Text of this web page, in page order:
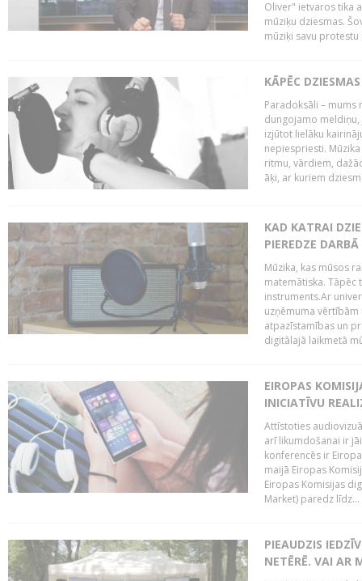
Oliver" ietvaros tika
mūziķu dziesmas.
mūziķi savu
KĀPĒC
Paradoksāli – mums
dungojamo
izjūtot lielāku
nepiespriesti.
ritmu, vārdiem,
āķi, ar kuriem
KAD KATRAI
PIEREDZE
Mūzika, kas mūsos
matemātiska. Tāpēc
instruments.Ar
uzņēmuma
atpazīstamības un
digitālajā laikmetā
EIROPAS
INICIATĪVU
Attīstoties
arī likumdošanai ir
konferencēs ir
maijā Eiropas
Eiropas Komisijas
Market) paredz līdz...
PIEAUDZIS
NETĒRĒ. VAI AR